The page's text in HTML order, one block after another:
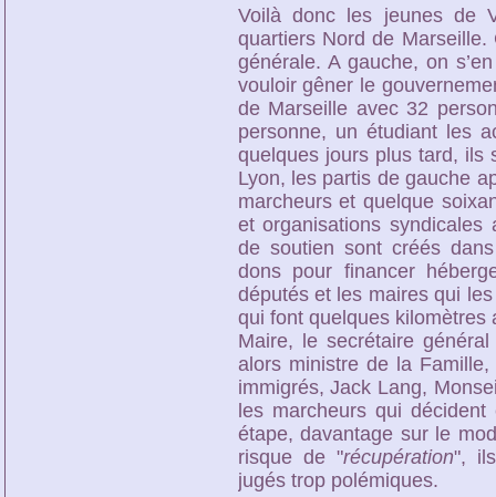
Voilà donc les jeunes de
quartiers Nord de Marseille.
générale. A gauche, on
vouloir gêner le
de Marseille avec 32
personne, un étudiant les
quelques jours plus tard, ils
Lyon, les partis de gauche
marcheurs et quelque
et organisations syndicales
de soutien sont créés
dons pour financer
députés et les maires qui
qui font quelques kilomètres
Maire, le secrétaire
alors ministre de la
immigrés, Jack Lang,
les marcheurs qui
étape, davantage sur le
risque de "récupération",
jugés trop polémiques.